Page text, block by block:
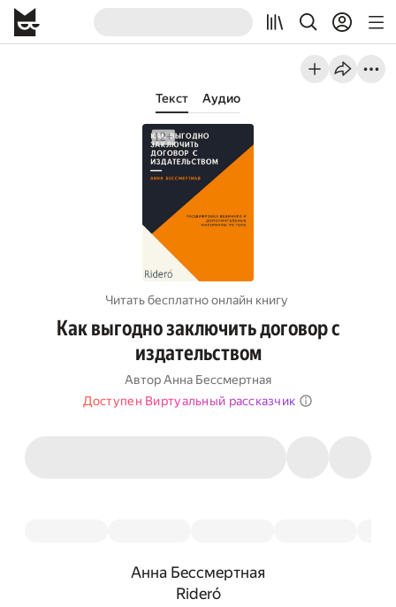
Текст Аудио
Читать бесплатно онлайн книгу
Как выгодно заключить договор с
издательством
АвторАнна Бессмертная
Доступен Виртуальный рассказчик
Анна Бессмертная
Rideró